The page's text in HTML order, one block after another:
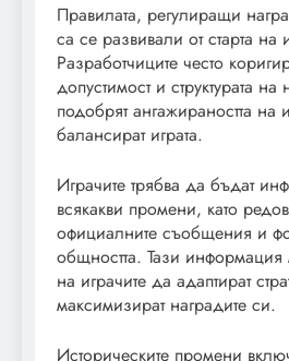
Правилата, регулиращи
са се развивали от старта на
Разработчиците често
допустимост и структурата
подобрят ангажираността на
балансират играта.
Играчите трябва да бъдат
всякакви промени, като
официалните съобщения и
общността. Тази
на играчите да адаптират
максимизират наградите си.
Историческите промени